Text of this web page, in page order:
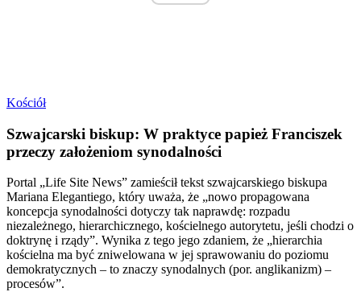
Kościół
Szwajcarski biskup: W praktyce papież Franciszek
przeczy założeniom synodalności
Portal „Life Site News” zamieścił tekst szwajcarskiego biskupa
Mariana Elegantiego, który uważa, że „nowo propagowana
koncepcja synodalności dotyczy tak naprawdę: rozpadu
niezależnego, hierarchicznego, kościelnego autorytetu, jeśli chodzi o
doktrynę i rządy”. Wynika z tego jego zdaniem, że „hierarchia
kościelna ma być zniwelowana w jej sprawowaniu do poziomu
demokratycznych – to znaczy synodalnych (por. anglikanizm) –
procesów”.